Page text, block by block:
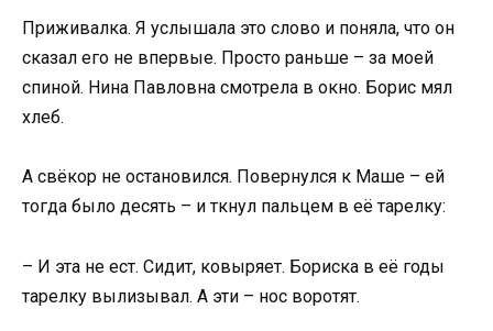
Приживалка. Я услышала это слово и поняла, что он
сказал его не впервые. Просто раньше – за моей
спиной. Нина Павловна смотрела в окно. Борис мял
хлеб.
А свёкор не остановился. Повернулся к Маше – ей
тогда было десять – и ткнул пальцем в её тарелку:
– И эта не ест. Сидит, ковыряет. Бориска в её годы
тарелку вылизывал. А эти – нос воротят.